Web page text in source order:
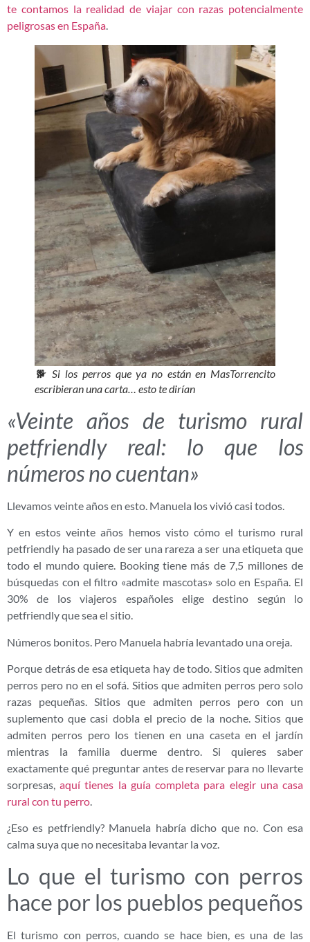
te contamos la realidad de viajar con razas potencialmente
peligrosas en España
🐕 Si los perros que ya no están en MasTorrencito
escribieran una carta… esto te dirían
«Veinte años de turismo rural
petfriendly real: lo que los
números no cuentan»
Llevamos veinte años en esto. Manuela los vivió casi todos.
Y en estos veinte años hemos visto cómo el turismo rural
petfriendly ha pasado de ser una rareza a ser una etiqueta que
todo el mundo quiere. Booking tiene más de 7,5 millones de
búsquedas con el filtro «admite mascotas» solo en España. El
30% de los viajeros españoles elige destino según lo
petfriendly que sea el sitio.
Números bonitos. Pero Manuela habría levantado una oreja.
Porque detrás de esa etiqueta hay de todo. Sitios que admiten
perros pero no en el sofá. Sitios que admiten perros pero solo
razas pequeñas. Sitios que admiten perros pero con un
suplemento que casi dobla el precio de la noche. Sitios que
admiten perros pero los tienen en una caseta en el jardín
mientras la familia duerme dentro. Si quieres saber
exactamente qué preguntar antes de reservar para no llevarte
sorpresas,aquí tienes la guía completa para elegir una casa
rural con tu perro.
¿Eso es petfriendly? Manuela habría dicho que no. Con esa
calma suya que no necesitaba levantar la voz.
Lo que el turismo con perros
hace por los pueblos pequeños
El turismo con perros, cuando se hace bien, es una de las